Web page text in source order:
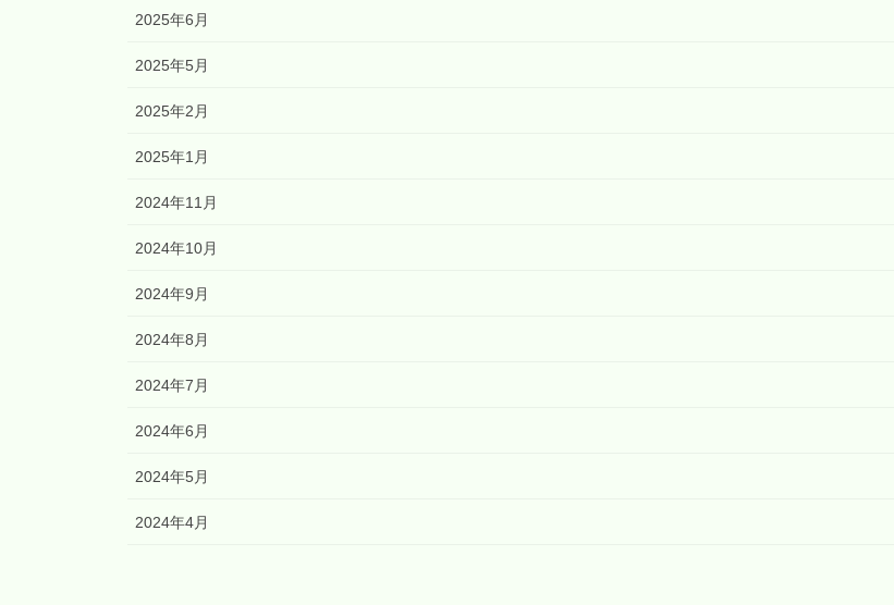
2025年6月
2025年5月
2025年2月
2025年1月
2024年11月
2024年10月
2024年9月
2024年8月
2024年7月
2024年6月
2024年5月
2024年4月